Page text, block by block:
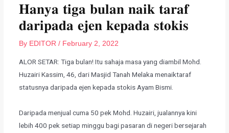
𝐇𝐚𝐧𝐲𝐚 𝐭𝐢𝐠𝐚 𝐛𝐮𝐥𝐚𝐧 𝐧𝐚𝐢𝐤 𝐭𝐚𝐫𝐚𝐟
𝐝𝐚𝐫𝐢𝐩𝐚𝐝𝐚 𝐞𝐣𝐞𝐧 𝐤𝐞𝐩𝐚𝐝𝐚 𝐬𝐭𝐨𝐤𝐢𝐬
By EDITOR / February 2, 2022
ALOR SETAR: Tiga bulan! Itu sahaja masa yang diambil Mohd.
Huzairi Kassim, 46, dari Masjid Tanah Melaka menaiktaraf
statusnya daripada ejen kepada stokis Ayam Bismi.
Daripada menjual cuma 50 pek Mohd. Huzairi, jualannya kini
lebih 400 pek setiap minggu bagi pasaran di negeri bersejarah